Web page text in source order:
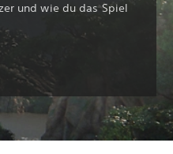
und wie du das Spiel